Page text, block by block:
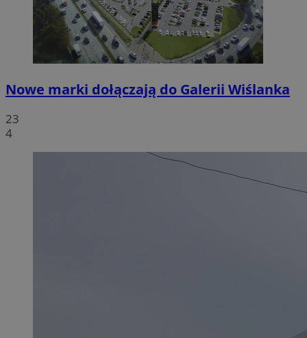
Nowe marki dołączają do Galerii Wiślanka
23
4